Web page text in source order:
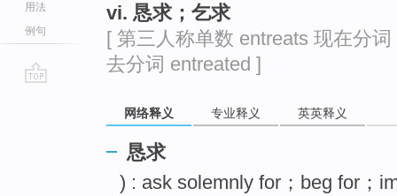
用法
例句
vi. 恳求；乞求
[ 第三人称单数 entreats 现在分
去分词 entreated ]
网络释义 专业释义 英英释义
恳求
) : ask solemnly for；beg for；